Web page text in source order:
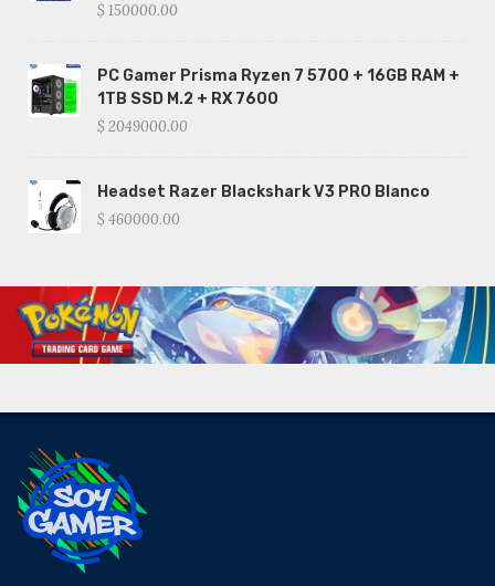
$ 150000.00
PC Gamer Prisma Ryzen 7 5700 + 16GB RAM +
1TB SSD M.2 + RX 7600
$ 2049000.00
Headset Razer Blackshark V3 PRO Blanco
$ 460000.00